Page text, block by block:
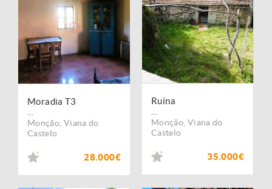
Moradia T3
Monção Viana do
Castelo
28.000€
Ruína
Monção Viana do
Castelo
35.000€